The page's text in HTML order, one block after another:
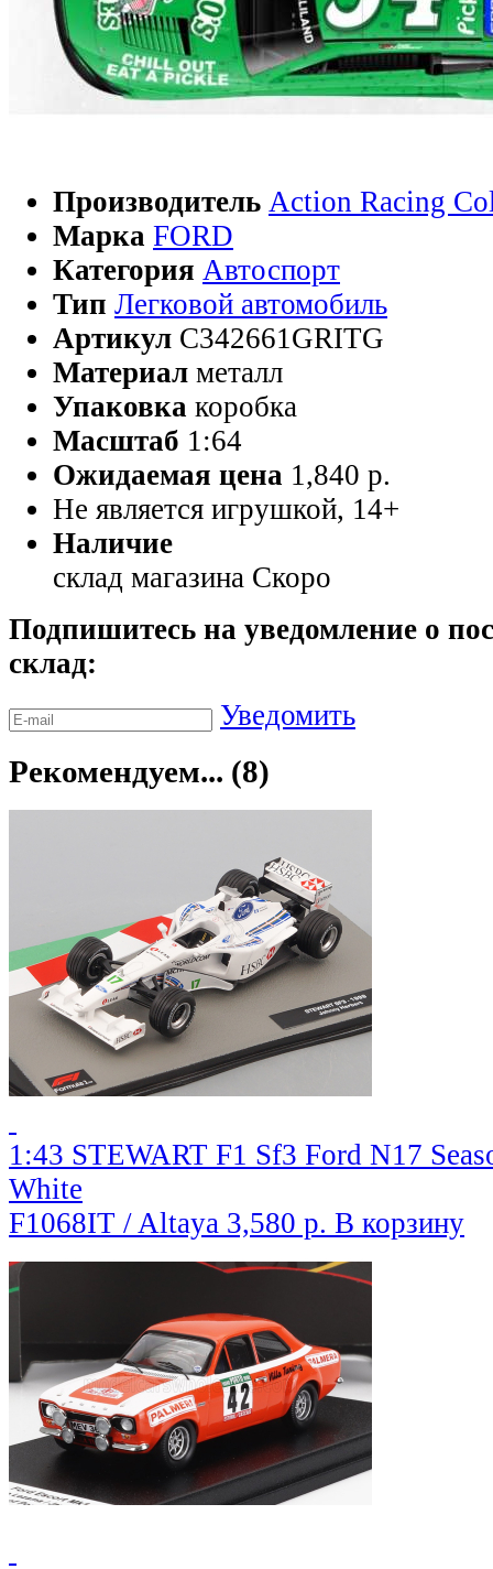
Производитель Action Racing
Марка FORD
Категория Автоспорт
Тип Легковой автомобиль
Артикул C342661GRITG
Материал металл
Упаковка коробка
Масштаб 1:64
Ожидаемая цена 1,840 р.
Не является игрушкой, 14+
Наличие
склад магазина Скоро
Подпишитесь на уведомление о
склад:
Уведомить
Рекомендуем... (8)
1:43 STEWART F1 Sf3 Ford N17
White
F1068IT / Altaya 3,580 р. В корзину